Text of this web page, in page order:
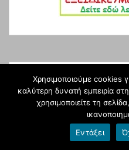
Φετινά άρθρα
Εκδρομές-Επισκέψεις
Χρησιμοποιούμε cookies
καλύτερη δυνατή εμπειρία
χρησιμοποιείτε τη
Εντάξει